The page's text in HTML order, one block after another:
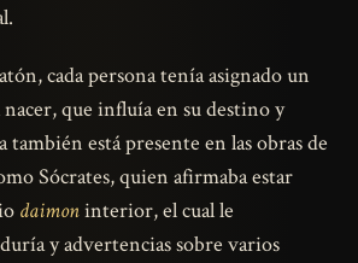
cada persona tenía asignado un
nacer, que influía en su destino y
también está presente en las obras de
Sócrates, quien afirmaba estar
daimoninterior, el cual le
y advertencias sobre varios